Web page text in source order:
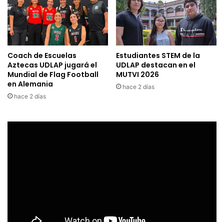
Coach de Escuelas
Aztecas UDLAP jugará el
Mundial de Flag Football
en Alemania
hace 2 días
Estudiantes STEM de la
UDLAP destacan en el
MUTVI 2026
hace 2 días